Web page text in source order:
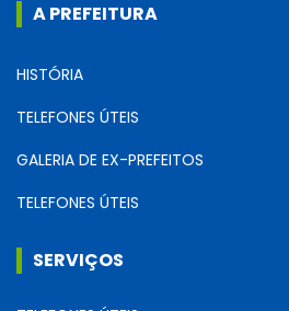
A PREFEITURA
HISTÓRIA
TELEFONES ÚTEIS
GALERIA DE EX-PREFEITOS
TELEFONES ÚTEIS
SERVIÇOS